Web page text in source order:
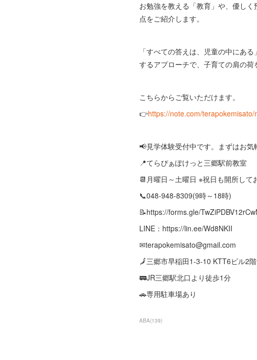
お勉強を教える「教育」や、優し
点をご紹介します。
「すべての答えは、児童の中にあ
するアプローチで、子育ての肩の荷
こちらからご覧いただけます。
👉️https://note.com/
📢見学体験受付中です。まずはお
📍てらぴぁぽけっと三郷駅前教室
📆月曜日～土曜日 ※祝日も開所して
📞048-948-8309(9時～18時)
📝https://forms.gle/
LINE：https://lin.ee/Wd8NKII
✉terapokemisato@gmail.com
🗾三郷市早稲田1-3-10 KTT6ビル2階
🚃JR三郷駅北口より徒歩1分
🚗専用駐車場あり
ABA(139)